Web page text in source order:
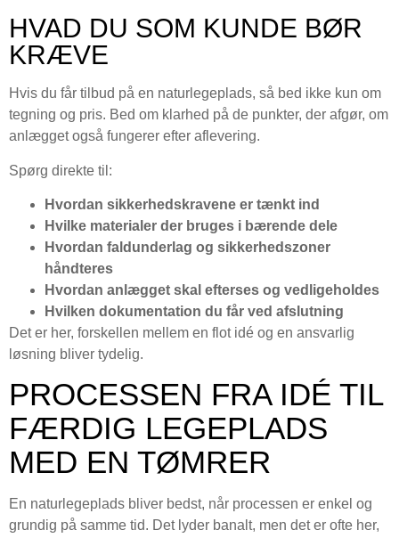
HVAD DU SOM KUNDE BØR
KRÆVE
Hvis du får tilbud på en naturlegeplads, så bed ikke kun om
tegning og pris. Bed om klarhed på de punkter, der afgør, om
anlægget også fungerer efter aflevering.
Spørg direkte til:
Hvordan sikkerhedskravene er tænkt ind
Hvilke materialer der bruges i bærende dele
Hvordan faldunderlag og sikkerhedszoner
håndteres
Hvordan anlægget skal efterses og vedligeholdes
Hvilken dokumentation du får ved afslutning
Det er her, forskellen mellem en flot idé og en ansvarlig
løsning bliver tydelig.
PROCESSEN FRA IDÉ TIL
FÆRDIG LEGEPLADS
MED EN TØMRER
En naturlegeplads bliver bedst, når processen er enkel og
grundig på samme tid. Det lyder banalt, men det er ofte her,